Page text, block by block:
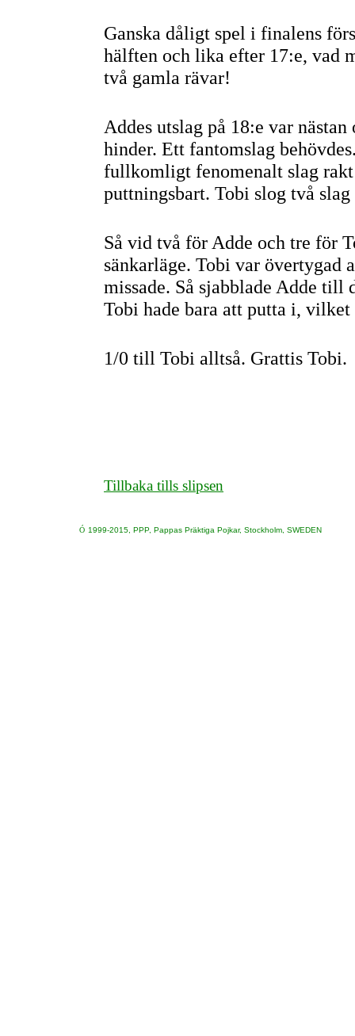
Ganska dåligt spel i finalens
hälften och lika efter 17:e, vad
två gamla rävar!
Addes utslag på 18:e var
hinder. Ett fantomslag
fullkomligt fenomenalt slag
puttningsbart. Tobi slog två
Så vid två för Adde och tre för
sänkarläge. Tobi var övertygad
missade. Så sjabblade Adde till
Tobi hade bara att putta i,
1/0 till Tobi alltså. Grattis Tobi.
Tillbaka tills slipsen
Ó 1999-2015, PPP, Pappas Präktiga Pojkar, Stockholm, SWEDEN